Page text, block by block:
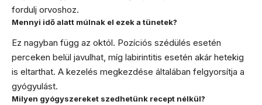
fordulj orvoshoz.
Mennyi idő alatt múlnak el ezek a tünetek?
Ez nagyban függ az októl. Pozíciós szédülés esetén
perceken belül javulhat, míg labirintitis esetén akár hetekig
is eltarthat. A kezelés megkezdése általában felgyorsítja a
gyógyulást.
Milyen gyógyszereket szedhetünk recept nélkül?